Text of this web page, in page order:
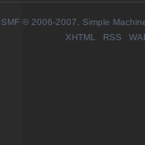
SMF © 2006-2007, Simple
XHTML
RSS